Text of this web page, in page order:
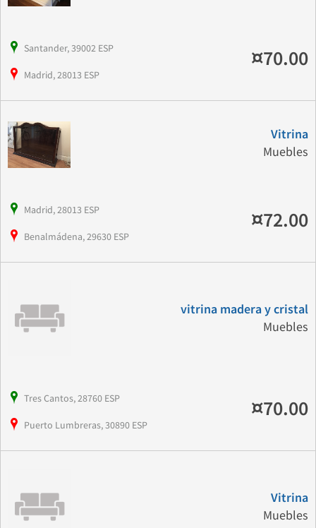
Santander, 39002 ESP
Madrid, 28013 ESP
¤70.00
Vitrina
Muebles
Madrid, 28013 ESP
Benalmádena, 29630 ESP
¤72.00
vitrina madera y cristal
Muebles
Tres Cantos, 28760 ESP
Puerto Lumbreras, 30890 ESP
¤70.00
Vitrina
Muebles